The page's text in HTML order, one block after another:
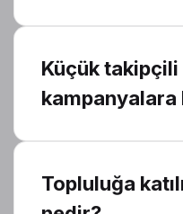
Küçük
kampanyalara
Topluluğa